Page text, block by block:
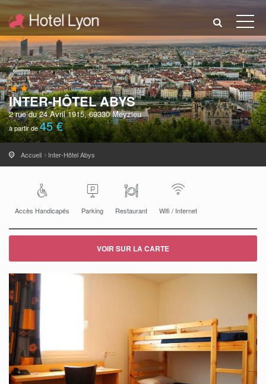
INTER-HÔTEL ABYS
2 rue du 24 Avril 1915, 69330 Meyzieu
à partir de45 €
Accueil Inter-Hôtel Abys
Accès Handicapés Parking Restaurant Wifi / Internet
VOIR SUR LA CARTE